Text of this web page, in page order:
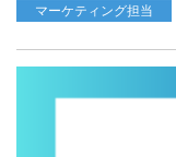
マーケティング担当